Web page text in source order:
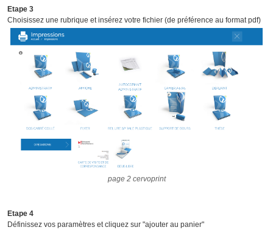
Etape 3
Choisissez une rubrique et insérez votre fichier (de préférence au format pdf)
page 2 cervoprint
Etape 4
Définissez vos paramètres et cliquez sur "ajouter au panier"